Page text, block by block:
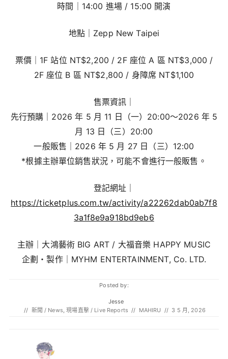
時間｜14:00 進場 / 15:00 開演
地點｜Zepp New Taipei
票價｜1F 站位 NT$2,200 / 2F 座位 A 區 NT$3,000 /
2F 座位 B 區 NT$2,800 / 身障席 NT$1,100
售票資訊｜
先行預購｜2026 年 5 月 11 日（一）20:00～2026 年 5
月 13 日（三）20:00
一般販售｜2026 年 5 月 27 日（三）12:00
*根據主辦單位銷售狀況，可能不會進行一般販售。
登記網址｜
https://ticketplus.com.tw/activity/a22262dab0ab7f8
3a1f8e9a918bd9eb6
主辦｜大鴻藝術 BIG ART / 大福音樂 HAPPY MUSIC
企劃・製作｜MYHM ENTERTAINMENT, Co. LTD.
Posted by:
Jesse
// 新聞 / News ,現場直擊 / Live Reports // MAHIRU // 3 5 月, 2026